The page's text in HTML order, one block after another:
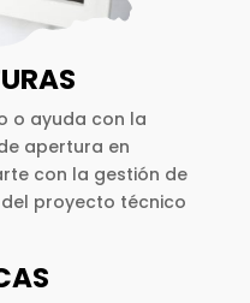
o ayuda con la
apertura en
con la gestión de
proyecto técnico